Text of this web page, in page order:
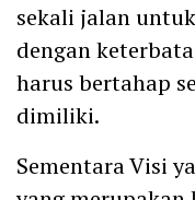
sekali jalan
dengan
harus bertahap
dimiliki.
Sementara Visi